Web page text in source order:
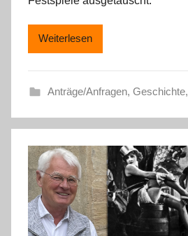
Weiterlesen
Anträge/Anfragen, Geschichte,